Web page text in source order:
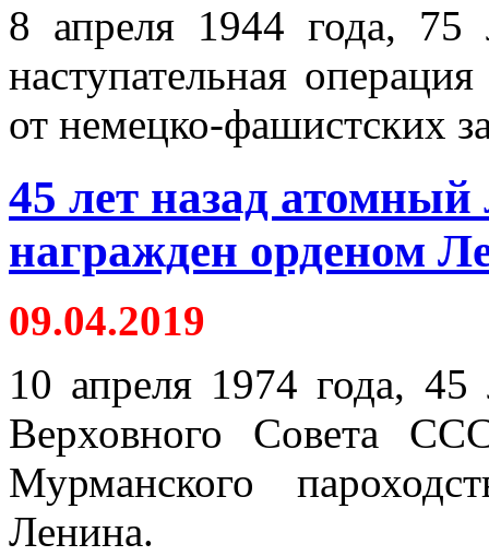
8 апреля 1944 года, 75
наступательная
от немецко-фашистских
45 лет назад
награжден орденом
09.04.2019
10 апреля 1974 года,
Верховного Совета
Мурманского
Ленина.